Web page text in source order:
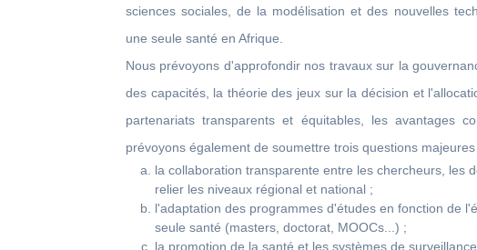
sciences sociales, de la modélisation et des nouvelles
une seule santé en Afrique.
Nous prévoyons d'approfondir nos travaux sur la
des capacités, la théorie des jeux sur la décision et
partenariats transparents et équitables, les avantages
prévoyons également de soumettre trois questions
la collaboration transparente entre les chercheurs, les
relier les niveaux régional et national ;
l'adaptation des programmes d'études en fonction de
seule santé (masters, doctorat, MOOCs...) ;
la promotion de la santé et les systèmes de